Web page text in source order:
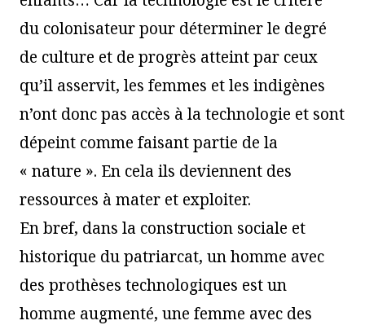
du colonisateur pour déterminer le degré
de culture et de progrès atteint par ceux
qu’il asservit, les femmes et les indigènes
n’ont donc pas accès à la technologie et sont
dépeint comme faisant partie de la
« nature ». En cela ils deviennent des
ressources à mater et exploiter.
En bref, dans la construction sociale et
historique du patriarcat, un homme avec
des prothèses technologiques est un
homme augmenté, une femme avec des